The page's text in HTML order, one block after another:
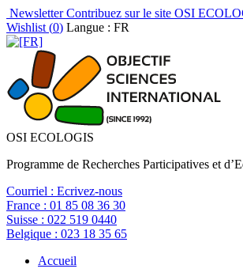
NewsletterContribuez sur le site OSI
Wishlist (0) Langue : FR
OSI ECOLOGIS
Programme de Recherches Participatives et
Courriel : Ecrivez-nous
France : 01 85 08 36 30
Suisse : 022 519 0440
Belgique : 023 18 35 65
Accueil